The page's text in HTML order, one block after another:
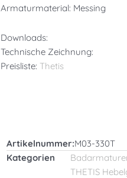
Armaturmaterial: Messing
Downloads:
Technische Zeichnung:
Preisliste: Thetis
Artikelnummer:M03-330T
Kategorien
THETIS